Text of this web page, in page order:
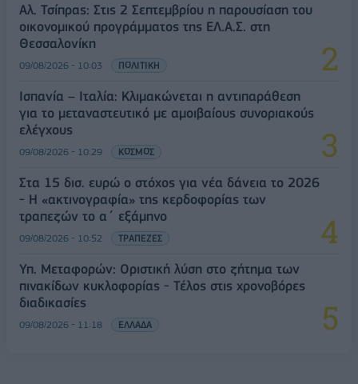
Αλ. Τσίπρας: Στις 2 Σεπτεμβρίου η παρουσίαση του
οικονομικού προγράμματος της ΕΛ.Α.Σ. στη
Θεσσαλονίκη
09/08/2026 - 10:03 ΠΟΛΙΤΙΚΗ
Ισπανία – Ιταλία: Κλιμακώνεται η αντιπαράθεση
για το μεταναστευτικό με αμοιβαίους συνοριακούς
ελέγχους
09/08/2026 - 10:29 ΚΟΣΜΟΣ
Στα 15 δισ. ευρώ ο στόχος για νέα δάνεια το 2026
- Η «ακτινογραφία» της κερδοφορίας των
τραπεζών το α΄ εξάμηνο
09/08/2026 - 10:52 ΤΡΑΠΕΖΕΣ
Υπ. Μεταφορών: Οριστική λύση στο ζήτημα των
πινακίδων κυκλοφορίας - Τέλος στις χρονοβόρες
διαδικασίες
09/08/2026 - 11:18 ΕΛΛΑΔΑ